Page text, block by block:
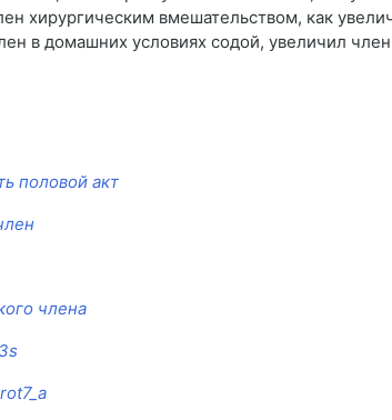
хирургическим вмешательством, как
в домашних условиях содой, увеличил
половой акт
члена